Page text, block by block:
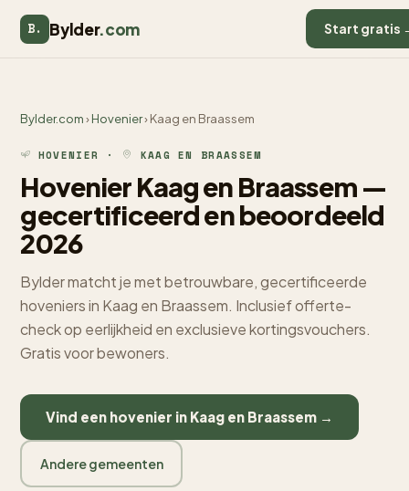
B. Bylder.com Start gratis
Bylder.com›Hovenier› Kaag en Braassem
HOVENIER · KAAG EN BRAASSEM
Hovenier Kaag en Braassem —
gecertificeerd en beoordeeld
2026
Bylder matcht je met betrouwbare, gecertificeerde
hoveniers in Kaag en Braassem. Inclusief offerte-
check op eerlijkheid en exclusieve kortingsvouchers.
Gratis voor bewoners.
Vind een hovenier in Kaag en Braassem →
Andere gemeenten